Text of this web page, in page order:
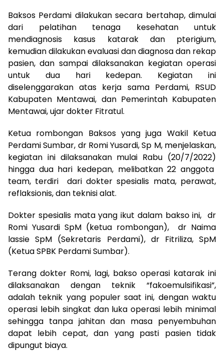
Baksos Perdami dilakukan secara bertahap, dimulai
dari pelatihan tenaga kesehatan untuk
mendiagnosis kasus katarak dan pterigium,
kemudian dilakukan evaluasi dan diagnosa dan rekap
pasien, dan sampai dilaksanakan kegiatan operasi
untuk dua hari kedepan. Kegiatan ini
diselenggarakan atas kerja sama Perdami, RSUD
Kabupaten Mentawai, dan Pemerintah Kabupaten
Mentawai, ujar dokter Fitratul.
Ketua rombongan Baksos yang juga Wakil Ketua
Perdami Sumbar, dr Romi Yusardi, Sp M, menjelaskan,
kegiatan ini dilaksanakan mulai Rabu (20/7/2022)
hingga dua hari kedepan, melibatkan 22 anggota
team, terdiri dari dokter spesialis mata, perawat,
reflaksionis, dan teknisi alat.
Dokter spesialis mata yang ikut dalam bakso ini, dr
Romi Yusardi SpM (ketua rombongan), dr Naima
lassie SpM (Sekretaris Perdami), dr Fitriliza, SpM
(Ketua SPBK Perdami Sumbar).
Terang dokter Romi, lagi, bakso operasi katarak ini
dilaksanakan dengan teknik “fakoemulsifikasi”,
adalah teknik yang populer saat ini, dengan waktu
operasi lebih singkat dan luka operasi lebih minimal
sehingga tanpa jahitan dan masa penyembuhan
dapat lebih cepat, dan yang pasti pasien tidak
dipungut biaya.